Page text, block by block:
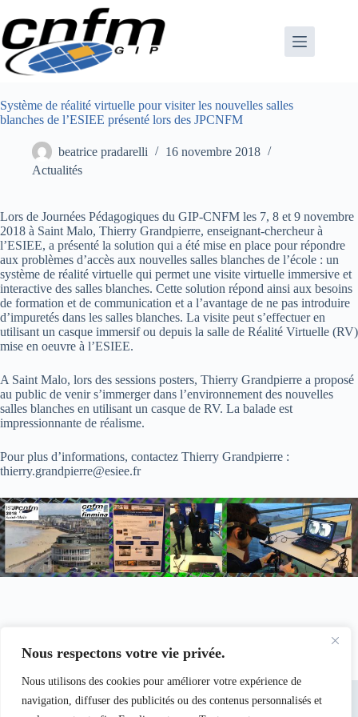
Nous respectons votre vie privée.
Nous utilisons des cookies pour améliorer votre expérience de
navigation, diffuser des publicités ou des contenus personnalisés et
au
contenu
Système de réalité virtuelle pour visiter les nouvelles salles
blanches de l’ESIEE présenté lors des JPCNFM
beatrice pradarelli
16 novembre 2018
Actualités
Lors de Journées Pédagogiques du GIP-CNFM les 7, 8 et 9 novembre
2018 à Saint Malo, Thierry Grandpierre, enseignant-chercheur à
l’ESIEE, a présenté la solution qui a été mise en place pour répondre
aux problèmes d’accès aux nouvelles salles blanches de l’école : un
système de réalité virtuelle qui permet une visite virtuelle immersive et
interactive des salles blanches. Cette solution répond ainsi aux besoins
de formation et de communication et a l’avantage de ne pas introduire
d’impuretés dans les salles blanches. La visite peut s’effectuer en
utilisant un casque immersif ou depuis la salle de Réalité Virtuelle (RV)
mise en oeuvre à l’ESIEE.
A Saint Malo, lors des sessions posters, Thierry Grandpierre a proposé
au public de venir s’immerger dans l’environnement des nouvelles
salles blanches en utilisant un casque de RV. La balade est
impressionnante de réalisme.
Pour plus d’informations, contactez Thierry Grandpierre :
thierry.grandpierre@esiee.fr